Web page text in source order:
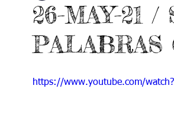
Grado 8 Grado 9
PSICOLOGÍA INSTITUCIONAL DEPORTES
26-MAY-21
PALABRAS
https://www.youtube.com/